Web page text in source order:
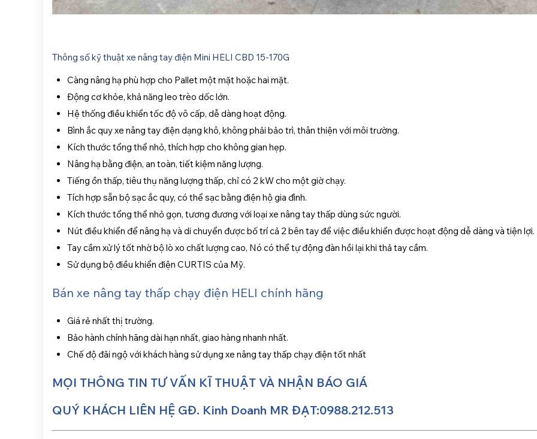
Thông số kỹ thuật xe nâng tay điện Mini HELI CBD 15-170G
Càng nâng hạ phù hợp cho Pallet một mặt hoặc hai mặt.
Động cơ khỏe, khả năng leo trèo dốc lớn.
Hệ thống điều khiển tốc độ vô cấp, dễ dàng hoạt động.
Bình ắc quy xe nâng tay điện dạng khô, không phải bảo trì, thân thiện với môi trường.
Kích thước tổng thể nhỏ, thích hợp cho không gian hẹp.
Nâng hạ bằng điện, an toàn, tiết kiệm năng lượng.
Tiếng ồn thấp, tiêu thụ năng lượng thấp, chỉ có 2 kW cho một giờ chạy.
Tích hợp sẵn bộ sạc ắc quy, có thể sạc bằng điện hộ gia đình.
Kích thước tổng thể nhỏ gọn, tương đương với loại xe nâng tay thấp dùng sức người.
Nút điều khiển để nâng hạ và di chuyển được bố trí cả 2 bên tay để việc điều khiển được hoạt động dễ dàng và tiện lợi.
Tay cầm xử lý tốt nhờ bộ lò xo chất lượng cao, Nó có thể tự động đàn hồi lại khi thả tay cầm.
Sử dụng bộ điều khiển điện CURTIS của Mỹ.
Bán xe nâng tay thấp chạy điện HELI chính hãng
Giá rẻ nhất thị trường.
Bảo hành chính hãng dài hạn nhất, giao hàng nhanh nhất.
Chế độ đãi ngộ với khách hàng sử dụng xe nâng tay thấp chạy điện tốt nhất
MỌI THÔNG TIN TƯ VẤN KĨ THUẬT VÀ NHẬN BÁO GIÁ
QUÝ KHÁCH LIÊN HỆ GĐ. Kinh Doanh MR ĐẠT:0988.212.513